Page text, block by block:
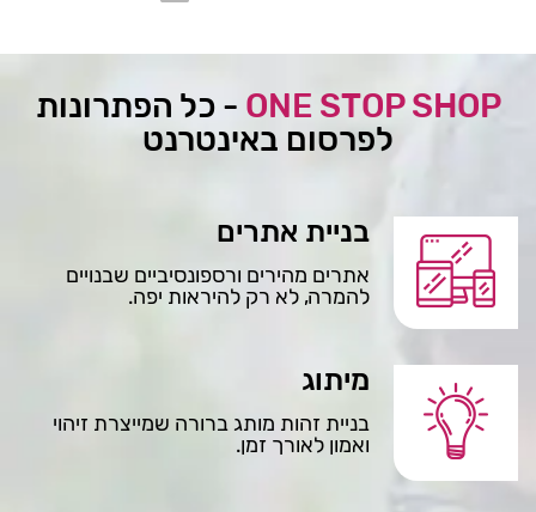
ONE STOP SHOP - כל הפתרונות
לפרסום באינטרנט
בניית אתרים
אתרים מהירים ורספונסיביים שבנויים
להמרה, לא רק להיראות יפה.
מיתוג
בניית זהות מותג ברורה שמייצרת זיהוי
ואמון לאורך זמן.